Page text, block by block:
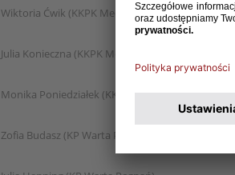
Wiktoria Ćwik (KKPK Medyk POLOmarket Konin)
Julia Konieczna (KKPK Medyk POLOmarket Konin)
Monika Poniedziałek (KKPK Medyk POLOmarket
Zofia Budasz (KP Warta Poznań)